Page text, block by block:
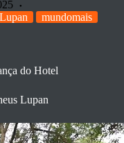
mundomais
do Hotel
Lupan